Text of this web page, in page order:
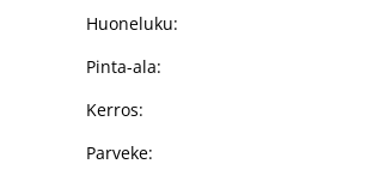
Huoneluku:
Pinta-ala:
Kerros:
Parveke: